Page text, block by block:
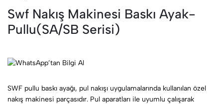
Swf Nakış Makinesi Baskı Ayak-
Pullu(SA/SB Serisi)
SWF pullu baskı ayağı, pul nakışı uygulamalarında kullanılan özel
nakış makinesi parçasıdır. Pul aparatları ile uyumlu çalışarak